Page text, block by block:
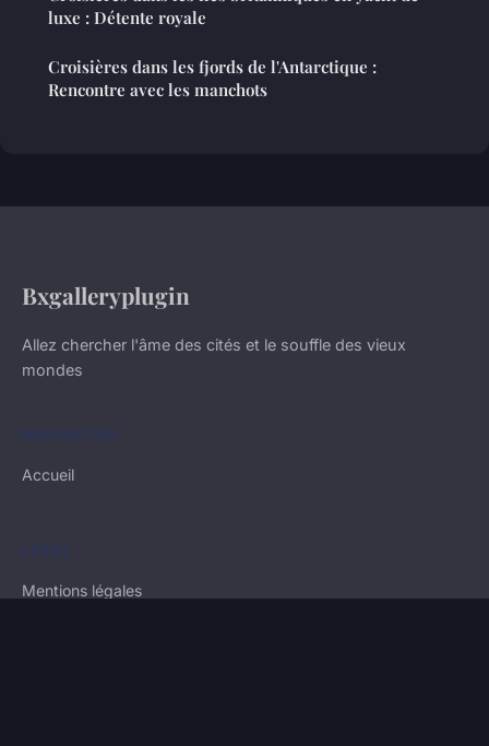
luxe : Détente royale
Croisières dans les fjords de l'Antarctique :
Rencontre avec les manchots
Bxgalleryplugin
Allez chercher l'âme des cités et le souffle des vieux
mondes
NAVIGATION
Accueil
LÉGAL
Mentions légales